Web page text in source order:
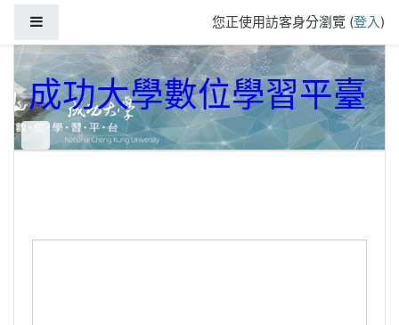
您正使用訪客身分瀏覽 (登入)
成功大學數位學習平臺